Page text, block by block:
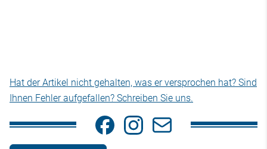
Hat der Artikel nicht gehalten, was er versprochen hat? Sind
Ihnen Fehler aufgefallen? Schreiben Sie uns.